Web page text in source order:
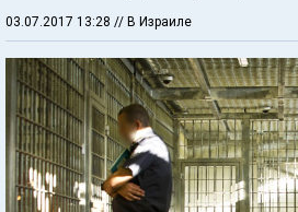
03.07.2017 13:28 // В Израиле